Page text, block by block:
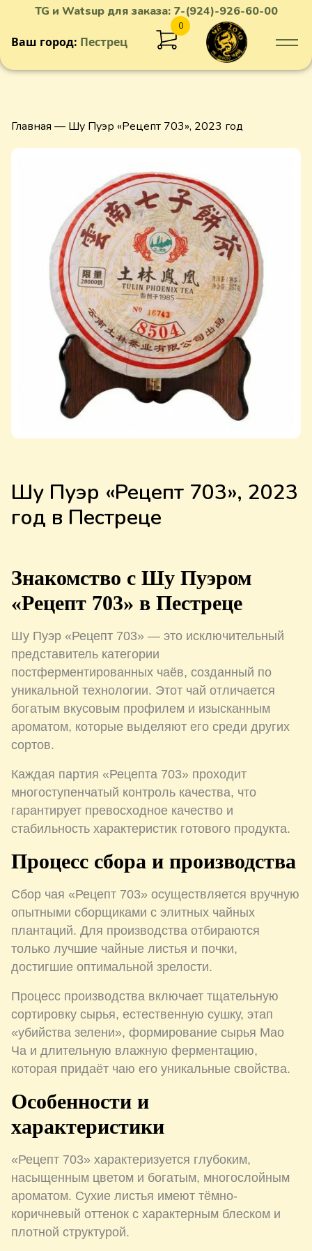
TG и Watsup для заказа: 7-(924)-926-60-00
Ваш город: Пестрец
0
Главная — Шу Пуэр «Рецепт 703», 2023 год
Шу Пуэр «Рецепт 703», 2023
год в Пестреце
Знакомство с Шу Пуэром
«Рецепт 703» в Пестреце
Шу Пуэр «Рецепт 703» — это исключительный
представитель категории
постферментированных чаёв, созданный по
уникальной технологии. Этот чай отличается
богатым вкусовым профилем и изысканным
ароматом, которые выделяют его среди других
сортов.
Каждая партия «Рецепта 703» проходит
многоступенчатый контроль качества, что
гарантирует превосходное качество и
стабильность характеристик готового продукта.
Процесс сбора и производства
Сбор чая «Рецепт 703» осуществляется вручную
опытными сборщиками с элитных чайных
плантаций. Для производства отбираются
только лучшие чайные листья и почки,
достигшие оптимальной зрелости.
Процесс производства включает тщательную
сортировку сырья, естественную сушку, этап
«убийства зелени», формирование сырья Мао
Ча и длительную влажную ферментацию,
которая придаёт чаю его уникальные свойства.
Особенности и
характеристики
«Рецепт 703» характеризуется глубоким,
насыщенным цветом и богатым, многослойным
ароматом. Сухие листья имеют тёмно-
коричневый оттенок с характерным блеском и
плотной структурой.